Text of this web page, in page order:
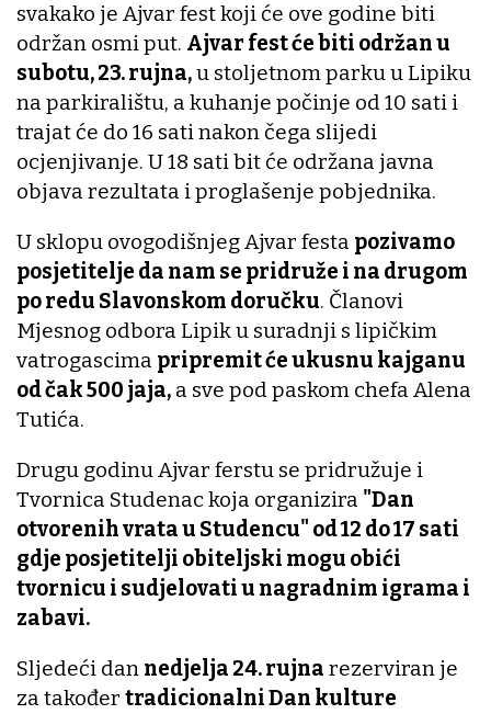
svakako je Ajvar fest koji će ove godine biti
održan osmi put. Ajvar fest će biti održan u
subotu, 23. rujna,u stoljetnom parku u Lipiku
na parkiralištu, a kuhanje počinje od 10 sati i
trajat će do 16 sati nakon čega slijedi
ocjenjivanje. U 18 sati bit će održana javna
objava rezultata i proglašenje pobjednika.
U sklopu ovogodišnjeg Ajvar festa pozivamo
posjetitelje da nam se pridruže i na drugom
po redu Slavonskom doručku. Članovi
Mjesnog odbora Lipik u suradnji s lipičkim
vatrogascima pripremit će ukusnu kajganu
od čak 500 jaja, a sve pod paskom chefa Alena
Tutića.
Drugu godinu Ajvar ferstu se pridružuje i
Tvornica Studenac koja organizira "Dan
otvorenih vrata u Studencu" od 12 do 17 sati
gdje posjetitelji obiteljski mogu obići
tvornicu i sudjelovati u nagradnim igrama i
zabavi.
Sljedeći dan nedjelja 24. rujna rezerviran je
za također tradicionalni Dan kulture